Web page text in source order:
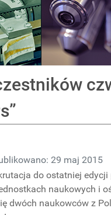
29 maj 2015
do ostatniej
naukowych i
dwóch naukowców z